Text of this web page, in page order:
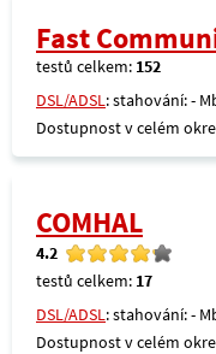
Fast
testů celkem: 152
DSL/ADSL: stahování: -
Dostupnost v celém
COMHAL
4.2
testů celkem: 17
DSL/ADSL: stahování: -
Dostupnost v celém